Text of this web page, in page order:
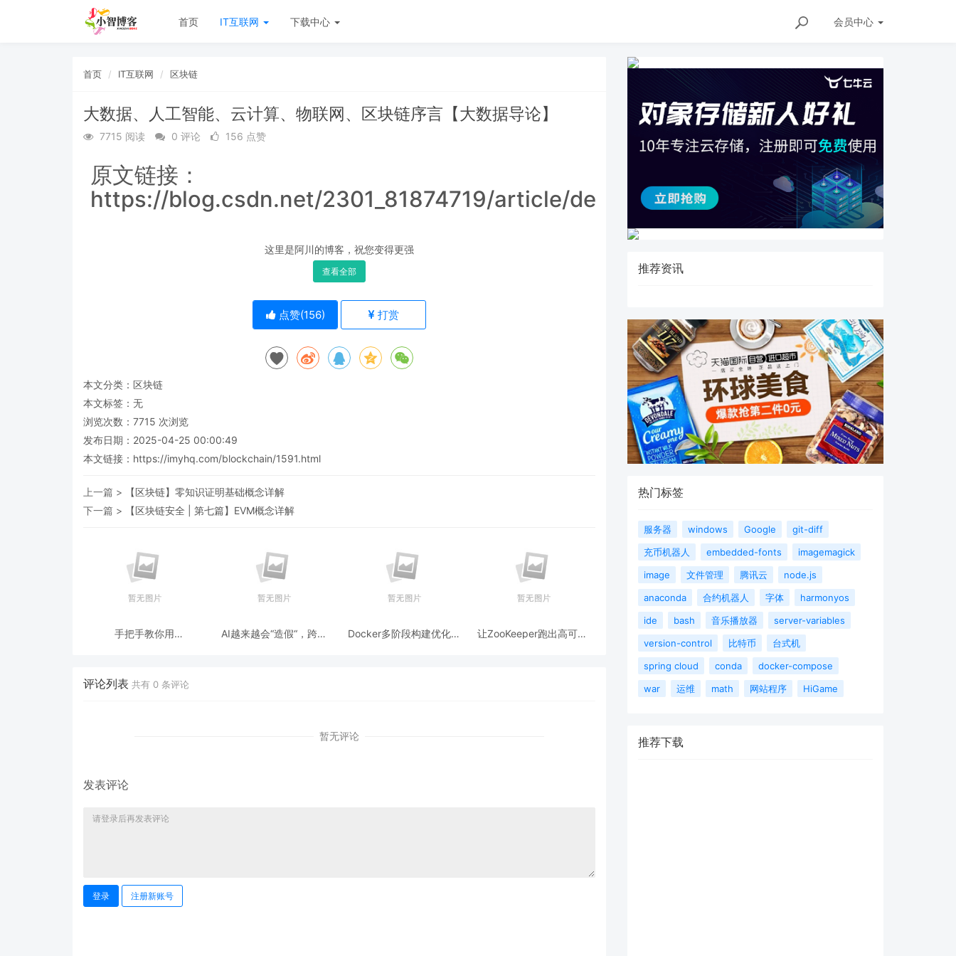
首页 IT互联网 下载中心 会员中心
首页 IT互联网 区块链
大数据、人工智能、云计算、物联网、区块链序言【大数据导论】
7715 阅读 0 评论 156 点赞
原文链接：
https://blog.csdn.net/2301_81874719/article/details/140105022
这里是阿川的博客，祝您变得更强
查看全部
点赞(156) 打赏
本文分类： 区块链
本文标签：无
浏览次数： 7715 次浏览
发布日期：2025-04-25 00:00:49
本文链接： https://imyhq.com/blockchain/1591.html
上一篇 >
【区块链】零知识证明基础概念详解
下一篇 >
【区块链安全 | 第七篇】EVM概念详解
手把手教你用
AI越来越会“造假“，跨模
Docker多阶段构建优化：
让ZooKeeper跑出高可用:
评论列表 共有 0 条评论
暂无评论
发表评论
登录 注册新账号
推荐资讯
热门标签
服务器 windows Google
git-diff
充币机器人
embedded-fonts
imagemagick
image
文件管理 腾讯云
node.js
anaconda
合约机器人 字体
harmonyos
ide
bash 音乐播放器
server-variables
version-control
比特币
台式机
spring cloud
conda
docker-compose
war
运维 math 网站程序 HiGame
推荐下载